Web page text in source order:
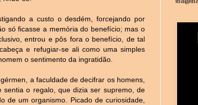
a custo o desdém, forcejando por
só ficasse a memória do benefício; mas o
entrou e pôs fora o benefício, de tal
e refugiar-se ali como uma simples
o sentimento da ingratidão.
a faculdade de decifrar os homens,
o regalo, que dizia ser supremo, de
de um organismo. Picado de curiosidade,